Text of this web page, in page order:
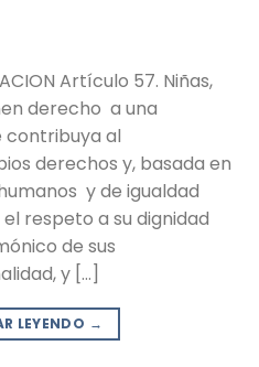
Artículo 57. Niñas,
derecho a una
contribuya al
derechos y, basada en
y de igualdad
respeto a su dignidad
de sus
y […]
LEYENDO →